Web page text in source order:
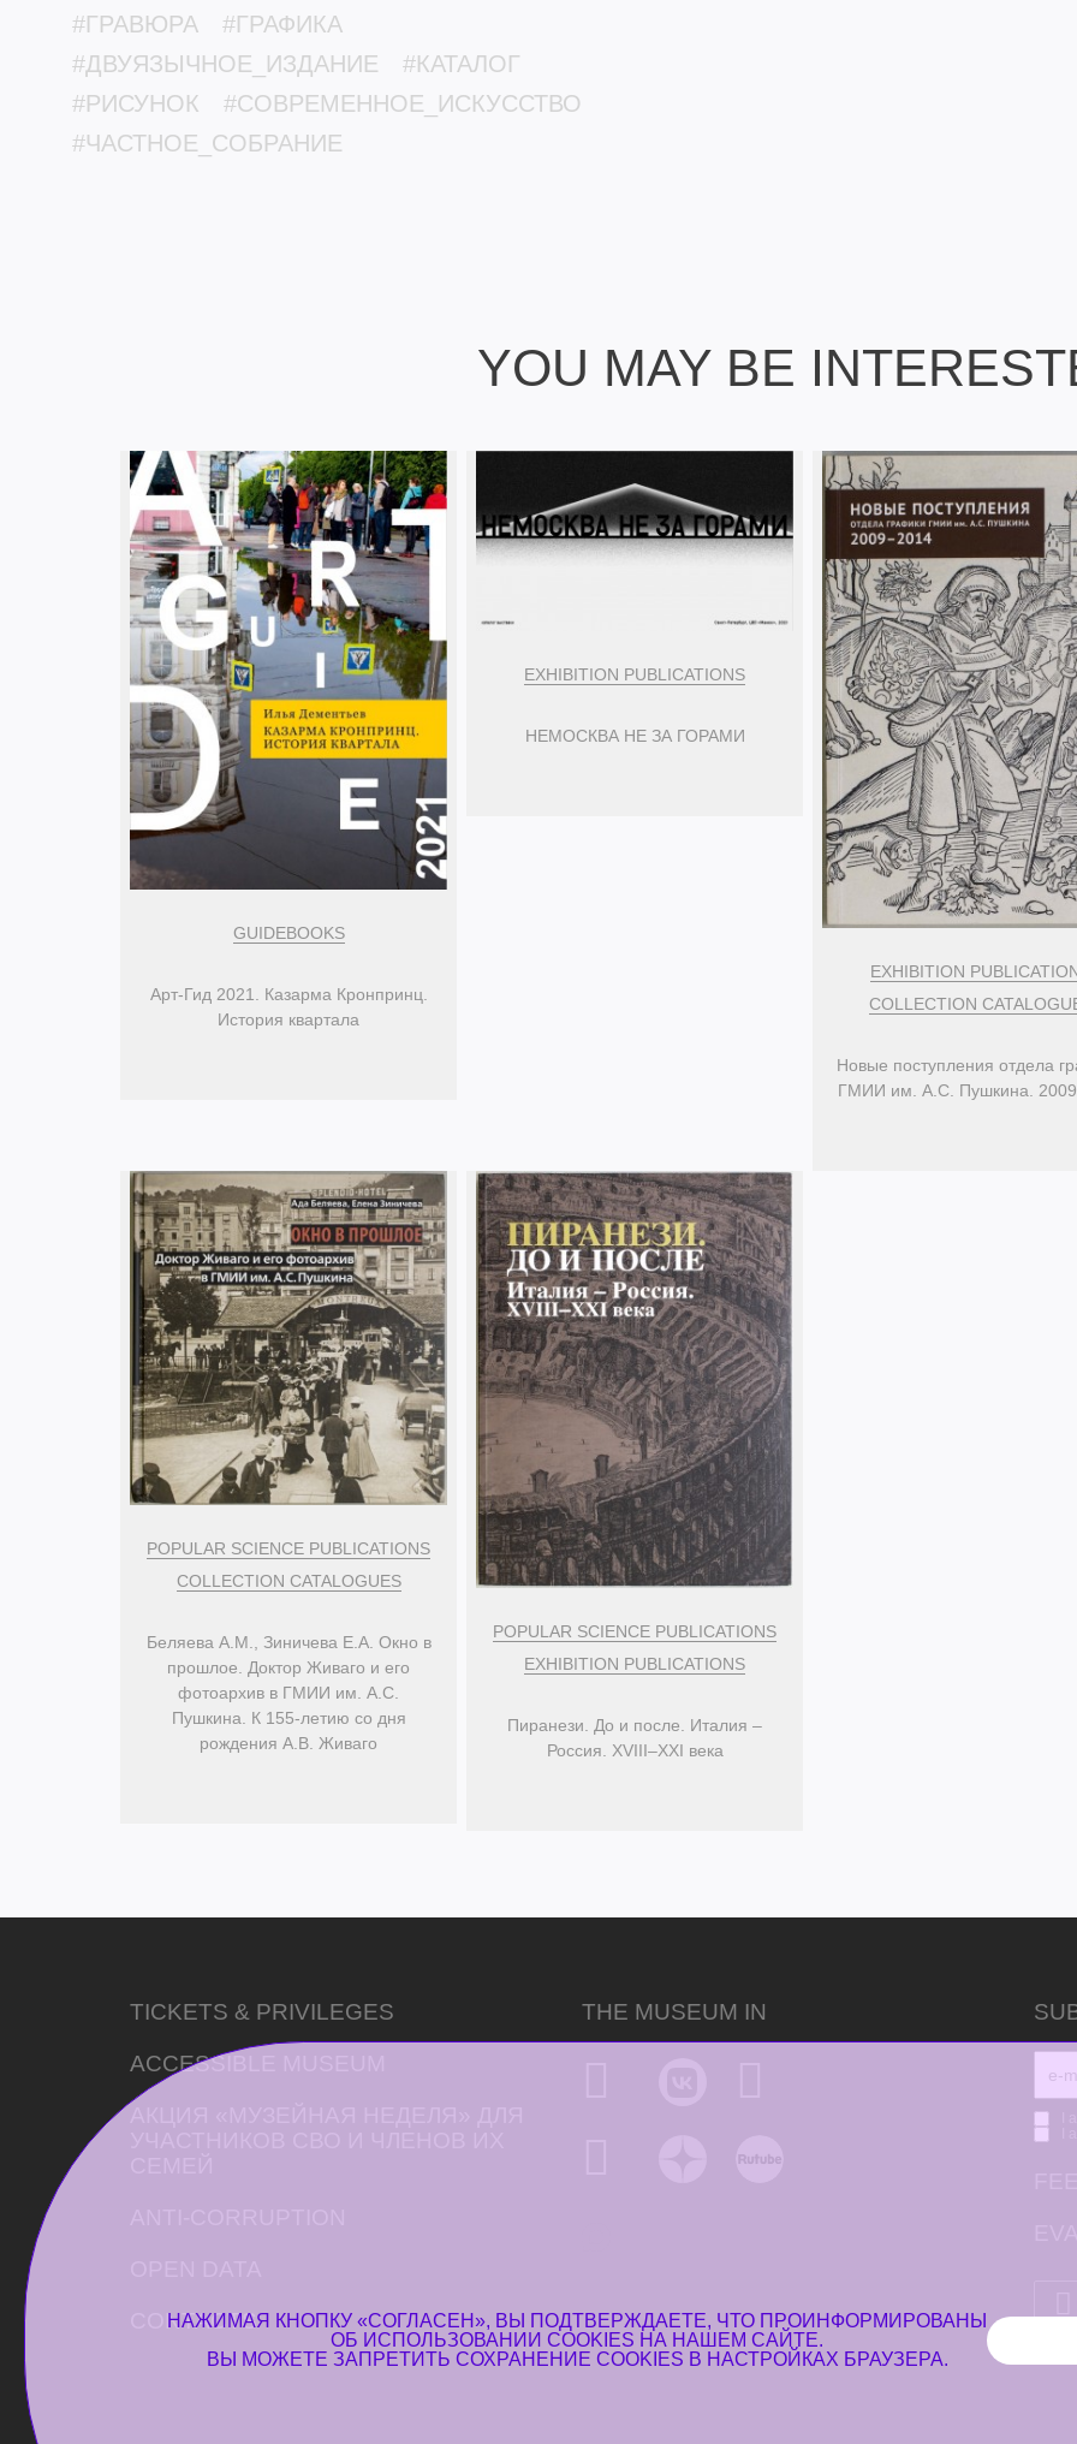
#ГРАВЮРА
#ГРАФИКА
#ДВУЯЗЫЧНОЕ_ИЗДАНИЕ
#КАТАЛОГ
#РИСУНОК
#СОВРЕМЕННОЕ_ИСКУССТВО
#ЧАСТНОЕ_СОБРАНИЕ
YOU MAY BE
GUIDEBOOKS
Арт-Гид 2021. Казарма Кронпринц.
История квартала
EXHIBITION PUBLICATIONS
НЕМОСКВА НЕ ЗА ГОРАМИ
EXHIBITION
COLLECTION
Новые поступления отдела
ГМИИ им. А.С. Пушкина.
POPULAR SCIENCE PUBLICATIONS
COLLECTION CATALOGUES
Беляева А.М., Зиничева Е.А. Окно в
прошлое. Доктор Живаго и его
фотоархив в ГМИИ им. А.С.
Пушкина. К 155-летию со дня
рождения А.В. Живаго
POPULAR SCIENCE PUBLICATIONS
EXHIBITION PUBLICATIONS
Пиранези. До и после. Италия –
Россия. XVIII–XXI века
НАЖИМАЯ КНОПКУ «СОГЛАСЕН», ВЫ ПОДТВЕРЖДАЕТЕ, ЧТО ПРОИНФОРМИРОВАНЫ
ОБ ИСПОЛЬЗОВАНИИ COOKIES НА НАШЕМ САЙТЕ.
ВЫ МОЖЕТЕ ЗАПРЕТИТЬ СОХРАНЕНИЕ COOKIES В НАСТРОЙКАХ БРАУЗЕРА.
TICKETS & PRIVILEGES
ACCESSIBLE MUSEUM
CONTACTS
THE MUSEUM IN